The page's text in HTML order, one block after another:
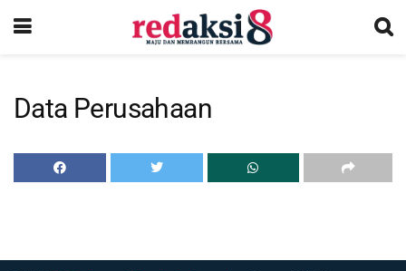
Data Perusahaan